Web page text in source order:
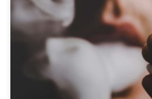
zaczniemy uprawiać
do uzyskania zdrowych i
roślin marihuany są
Oczywiście do
przyczyniają się także
odpowiednie